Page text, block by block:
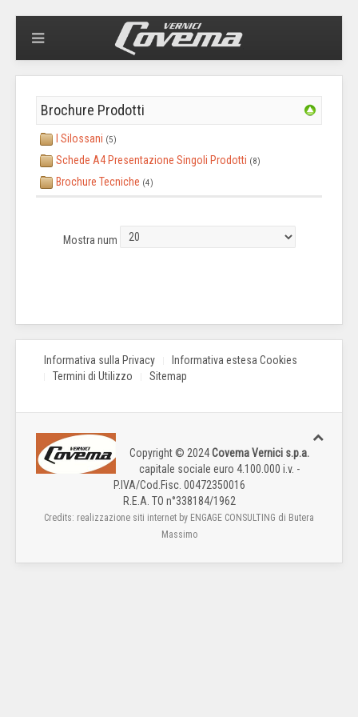
Brochure Prodotti
I Silossani (5)
Schede A4 Presentazione Singoli Prodotti (8)
Brochure Tecniche (4)
Mostra num
Informativa sulla Privacy
Informativa estesa Cookies
Termini di Utilizzo
Sitemap
Copyright © 2024Covema Vernici s.p.a.
capitale sociale euro 4.100.000 i.v. -
P.IVA/Cod.Fisc. 00472350016
R.E.A. TO n°338184/1962
Credits: realizzazione siti internet by ENGAGE CONSULTING di Butera
Massimo